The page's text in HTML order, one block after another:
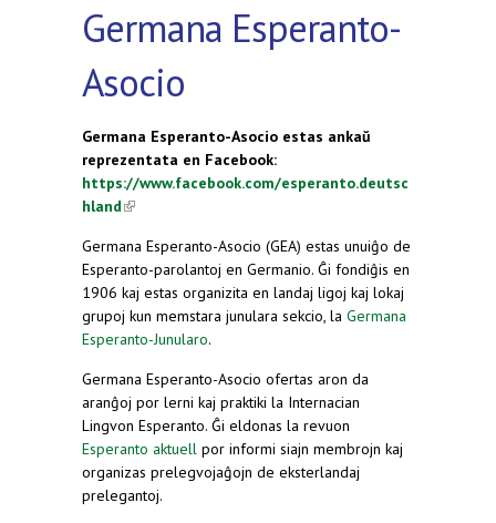
Germana Esperanto-
Asocio
Germana Esperanto-Asocio estas ankaŭ
reprezentata en Facebook:
https://www.facebook.com/esperanto.deutsc
hland(link is external)
Germana Esperanto-Asocio (GEA) estas unuiĝo de
Esperanto-parolantoj en Germanio. Ĝi fondiĝis en
1906 kaj estas organizita en landaj ligoj kaj lokaj
grupoj kun memstara junulara sekcio, la Germana
Esperanto-Junularo.
Germana Esperanto-Asocio ofertas aron da
aranĝoj por lerni kaj praktiki la Internacian
Lingvon Esperanto. Ĝi eldonas la revuon
Esperanto aktuell por informi siajn membrojn kaj
organizas prelegvojaĝojn de eksterlandaj
prelegantoj.